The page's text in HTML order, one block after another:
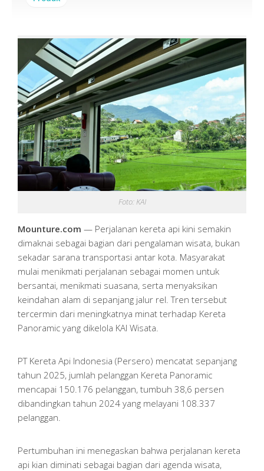
Foto: KAI
Mounture.com — Perjalanan kereta api kini semakin
dimaknai sebagai bagian dari pengalaman wisata, bukan
sekadar sarana transportasi antar kota. Masyarakat
mulai menikmati perjalanan sebagai momen untuk
bersantai, menikmati suasana, serta menyaksikan
keindahan alam di sepanjang jalur rel. Tren tersebut
tercermin dari meningkatnya minat terhadap Kereta
Panoramic yang dikelola KAI Wisata.
PT Kereta Api Indonesia (Persero) mencatat sepanjang
tahun 2025, jumlah pelanggan Kereta Panoramic
mencapai 150.176 pelanggan, tumbuh 38,6 persen
dibandingkan tahun 2024 yang melayani 108.337
pelanggan.
Pertumbuhan ini menegaskan bahwa perjalanan kereta
api kian diminati sebagai bagian dari agenda wisata,